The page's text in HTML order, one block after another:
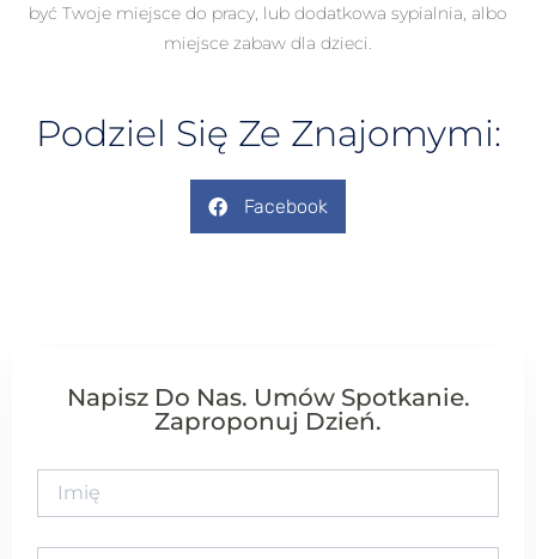
być Twoje miejsce do pracy, lub dodatkowa sypialnia, albo
miejsce zabaw dla dzieci.
Podziel Się Ze Znajomymi:
Facebook
Napisz Do Nas. Umów Spotkanie.
Zaproponuj Dzień.